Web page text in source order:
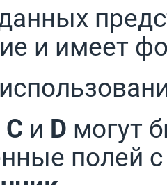
и имеет
C и D могут
полей